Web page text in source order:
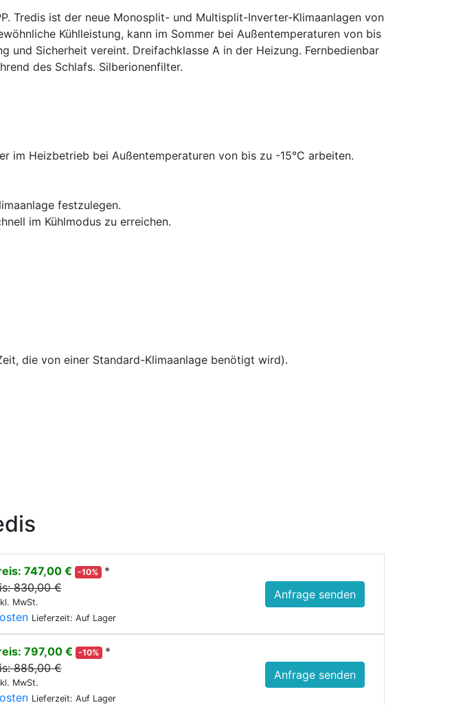
Tredis ist der neue Monosplit- und Multisplit-Inverter-Klimaanlagen von
Kühlleistung, kann im Sommer bei Außentemperaturen von bis
und Sicherheit vereint. Dreifachklasse A in der Heizung. Fernbedienbar
des Schlafs. Silberionenfilter.
im Heizbetrieb bei Außentemperaturen von bis zu -15°C arbeiten.
festzulegen.
im Kühlmodus zu erreichen.
die von einer Standard-Klimaanlage benötigt wird).
747,00 € -10%
*
830,00 €
MwSt.
Lieferzeit: Auf Lager
Anfrage senden
797,00 € -10%
*
885,00 €
MwSt.
Lieferzeit: Auf Lager
Anfrage senden